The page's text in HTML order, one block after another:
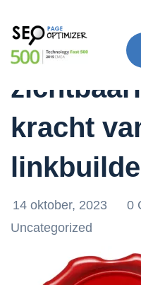
Boost je
kracht
14 oktober, 2023
0
Uncategorized